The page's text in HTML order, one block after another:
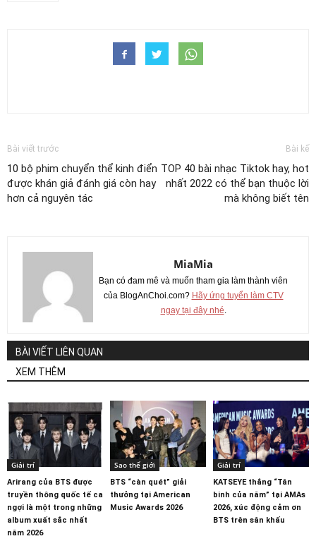
Bài viết trước
10 bộ phim chuyển thể kinh điển
được khán giả đánh giá còn hay
hơn cả nguyên tác
Bài kế
TOP 40 bài nhạc Tiktok hay, hot
nhất 2022 có thể bạn thuộc lời
mà không biết tên
MiaMia
Bạn có đam mê và muốn tham gia làm thành viên
của BlogAnChoi.com? Hãy ứng tuyển làm CTV
ngay tại đây nhé.
BÀI VIẾT LIÊN QUAN
XEM THÊM
Giải trí
Arirang của BTS được
truyền thông quốc tế ca
ngợi là một trong những
album xuất sắc nhất
năm 2026
Sao thế giới
BTS “càn quét” giải
thưởng tại American
Music Awards 2026
Giải trí
KATSEYE thắng “Tân
binh của năm” tại AMAs
2026, xúc động cảm ơn
BTS trên sân khấu